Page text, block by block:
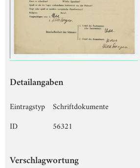
Detailangaben
Eintragstyp
Schriftdokumente
ID
56321
Verschlagwortung